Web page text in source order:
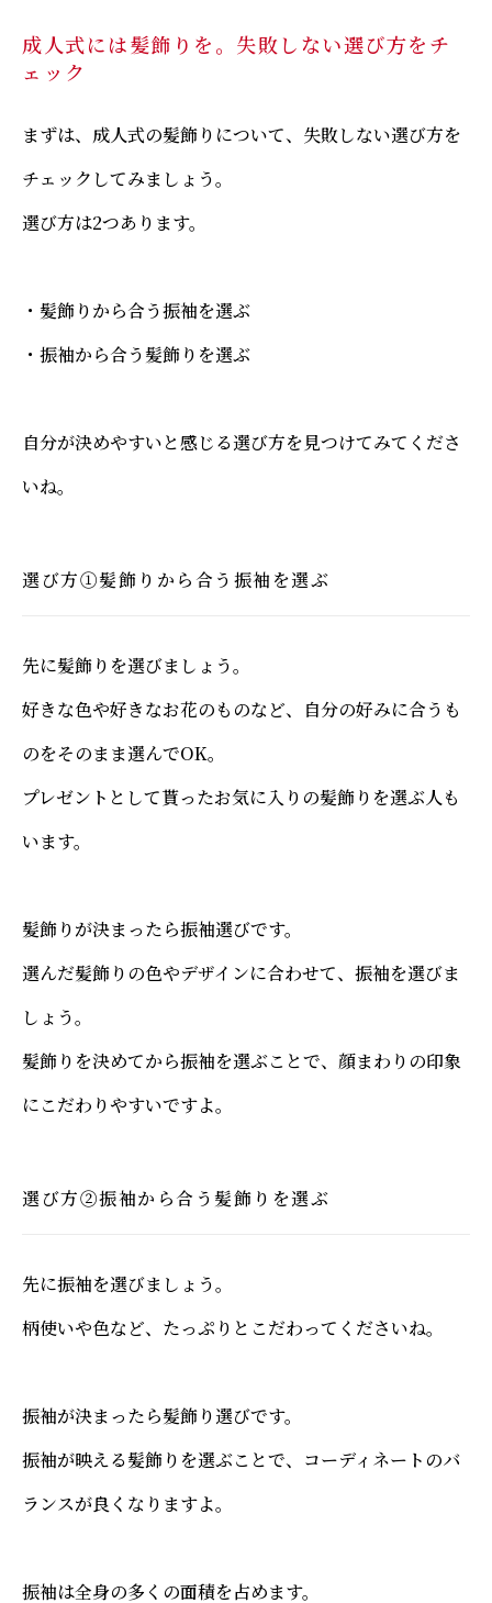
成人式には髪飾りを。失敗しない選び方をチ
ェック
まずは、成人式の髪飾りについて、失敗しない選び方を
チェックしてみましょう。
選び方は2つあります。
・髪飾りから合う振袖を選ぶ
・振袖から合う髪飾りを選ぶ
自分が決めやすいと感じる選び方を見つけてみてくださ
いね。
選び方①髪飾りから合う振袖を選ぶ
先に髪飾りを選びましょう。
好きな色や好きなお花のものなど、自分の好みに合うも
のをそのまま選んでOK。
プレゼントとして貰ったお気に入りの髪飾りを選ぶ人も
います。
髪飾りが決まったら振袖選びです。
選んだ髪飾りの色やデザインに合わせて、振袖を選びま
しょう。
髪飾りを決めてから振袖を選ぶことで、顔まわりの印象
にこだわりやすいですよ。
選び方②振袖から合う髪飾りを選ぶ
先に振袖を選びましょう。
柄使いや色など、たっぷりとこだわってくださいね。
振袖が決まったら髪飾り選びです。
振袖が映える髪飾りを選ぶことで、コーディネートのバ
ランスが良くなりますよ。
振袖は全身の多くの面積を占めます。